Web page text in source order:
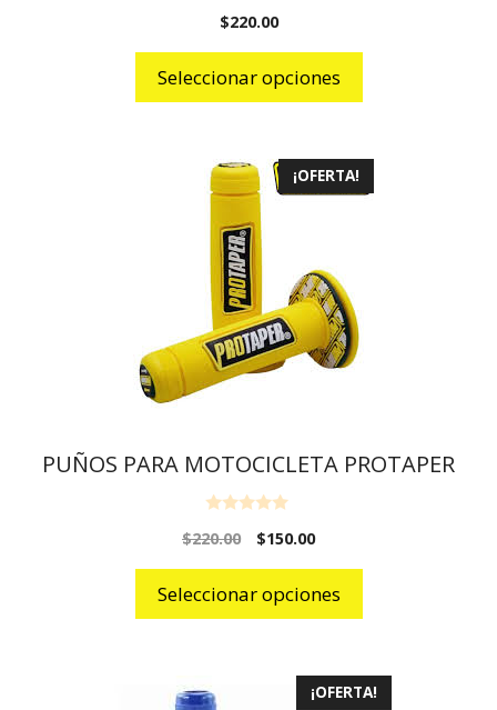
t
o
f
5
$220.00
Seleccionar opciones
¡OFERTA!
PUÑOS PARA MOTOCICLETA PROTAPER
o
t
o
f
5
$220.00 $150.00
Seleccionar opciones
¡OFERTA!